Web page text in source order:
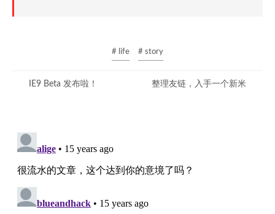
# life # story
IE9 Beta 发布啦！ 整理友链，入手一个新米